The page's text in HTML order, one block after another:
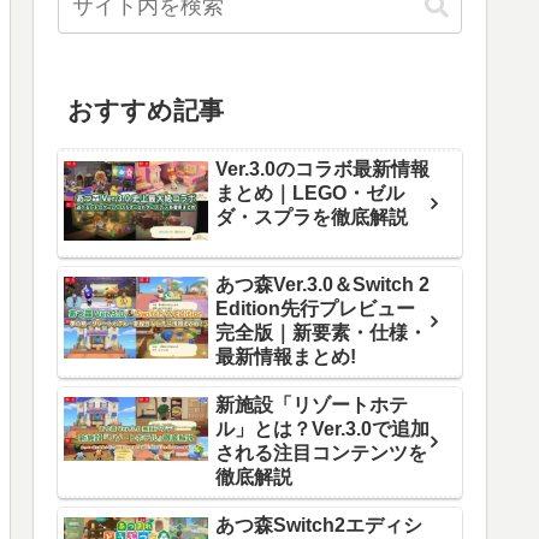
おすすめ記事
Ver.3.0のコラボ最新情報
まとめ｜LEGO・ゼル
ダ・スプラを徹底解説
あつ森Ver.3.0＆Switch 2
Edition先行プレビュー
完全版｜新要素・仕様・
最新情報まとめ!
新施設「リゾートホテ
ル」とは？Ver.3.0で追加
される注目コンテンツを
徹底解説
あつ森Switch2エディシ